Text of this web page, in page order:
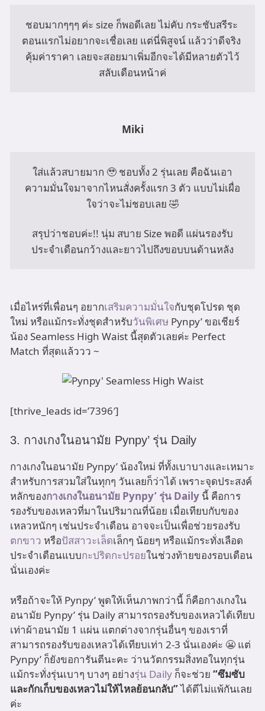
ชอบมากๆๆๆ ค่ะ size ก็พอดีเลย ไม่คับ กระชับสรีระ
ตอนแรกไม่อยากจะเชื่อเลย แต่นี่พิสูจน์ แล้วว่าดีจริง
คุ้มค่าราคา เลยจะสอยมาเพิ่มอีกจะได้มีหลายตัวไว้
สลับเดือนหน้าค่
Miki
ใส่แล้วสบายมาก 🥹 ชอบทั้ง 2 รุ่นเลย คือฉันเอา
ความมั่นใจมาจากไหนสั่งครั้งแรก 3 ตัว แบบไม่เผื่อ
ใจว่าจะไม่ชอบเลย 🤣
สรุปว่าชอบค่ะ!! นุ่ม สบาย Size พอดี แผ่นรองรับ
ประจำเดือนกว้างและยาวไปถึงขอบบนด้านหลัง
เมื่อไหร่ที่เพื่อนๆ อยากเสริมความมั่นใจกับชุดโปรด ชุด
ใหม่ หรือแม้กระทั่งชุดสำหรับวันพิเศษ Pynpy’ ขอเชียร์
น้อง Seamless High Waist นี้สุดตัวเลยค่ะ Perfect
Match ที่สุดแล้ววว ~
[thrive_leads id=’7396′]
3. กางเกงในอนามัย Pynpy’ รุ่น Daily
กางเกงในอนามัย Pynpy’ น้องใหม่ ที่ทั้งเบาบางและเหมาะ
สำหรับการสวมใส่ในทุกๆ วันเลยก็ว่าได้ เพราะจุดประสงค์
หลักของกางเกงในอนามัย Pynpy’ รุ่น Daily นี้ คือการ
รองรับของเหลวที่มาในปริมาณที่น้อย เมื่อเทียบกับของ
เหลวหนักๆ เช่นประจำเดือน อาจจะเป็นเพื่อช่วยรองรับ
ตกขาว หรือปัสสาวะเล็ดเล็กๆ น้อยๆ หรือแม้กระทั่งเลือด
ประจำเดือนแบบกะปริดกะปรอยในช่วงท้ายของรอบเดือน
นั่นเองค่ะ
หรือถ้าจะให้ Pynpy’ พูดให้เห็นภาพกว่านี้ ก็คือกางเกงใน
อนามัย Pynpy’ รุ่น Daily สามารถรองรับของเหลวได้เทียบ
เท่าผ้าอนามัย 1 แผ่น แตกต่างจากรุ่นอื่นๆ ของเราที่
สามารถรองรับของเหลวได้เทียบเท่า 2-3 นั่นเองค่ะ 😬 แต่
Pynpy’ ก็ยังขอการันตีนะคะ ว่านวัตกรรมสิ่งทอในทุกรุ่น
แม้กระทั่งรุ่นเบาๆ บางๆ อย่างรุ่น Daily ก็จะช่วย “ซึมซับ
และกักเก็บของเหลวไม่ให้ไหลย้อนกลับ”ได้ดีไม่แพ้กันเลย
ค่ะ